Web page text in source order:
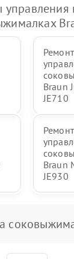
управления
Braun
JE710
Braun
JE930